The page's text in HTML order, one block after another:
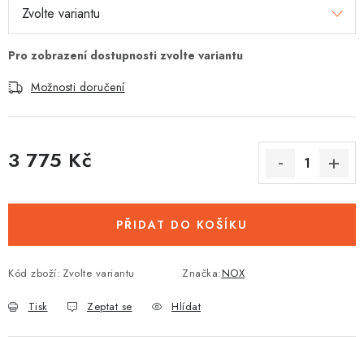
Možnosti doručení
3 775 Kč
PŘIDAT DO KOŠÍKU
Kód zboží: Zvolte variantu Značka:NOX
Tisk Zeptat se Hlídat